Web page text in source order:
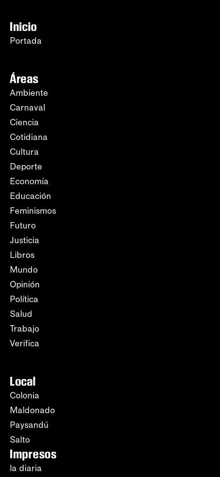
Inicio
Portada
Áreas
Ambiente
Carnaval
Ciencia
Cotidiana
Cultura
Deporte
Economía
Educación
Feminismos
Futuro
Justicia
Libros
Mundo
Opinión
Política
Salud
Trabajo
Verifica
Local
Colonia
Maldonado
Paysandú
Salto
Impresos
la diaria